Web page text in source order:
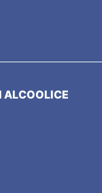
ALCOOLICE